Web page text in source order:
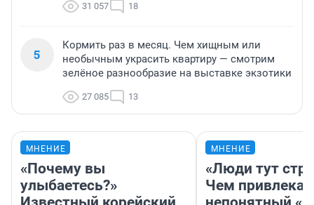
31 057 18
5
Кормить раз в месяц. Чем хищным или
необычным украсить квартиру — смотрим
зелёное разнообразие на выставке экзотики
27 085 13
МНЕНИЕ
«Почему вы
улыбаетесь?»
МНЕНИЕ
«Люди тут
Чем